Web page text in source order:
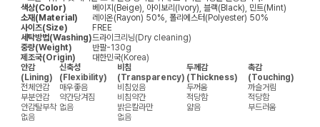
색상(Color)
베이지(Beige), 아이보리(Ivory), 블랙(Black), 민트(Mint)
소재(Material)
레이온(Rayon) 50%, 폴리에스터(Polyester) 50%
사이즈(Size)
FREE
세탁방법(Washing)드라이크리닝(Dry cleaning)
중량(Weight)
반팔-130g
제조국(Origin)
대한민국(Korea)
안감
(Lining)
신축성
(Flexibility)
비침
(Transparency)
두께감
(Thickness)
촉감
(Touching)
전체안감
매우좋음 비침있음 두꺼움
까슬거림
부분안감
약간당겨짐 비침약간 적당함
적당함
안감탈부착 없음 밝은칼라만 얇음
부드러움
없음
없음